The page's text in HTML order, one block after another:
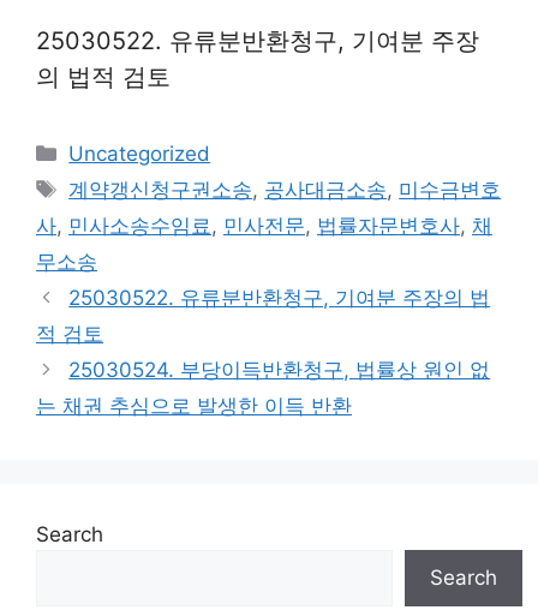
25030522. 유류분반환청구, 기여분 주장
의 법적 검토
Categories
Uncategorized
Tags
계약갱신청구권소송, 공사대금소송, 미수금변호
사, 민사소송수임료 , 민사전문, 법률자문변호사, 채
무소송
25030522. 유류분반환청구, 기여분 주장의 법
적 검토
25030524. 부당이득반환청구, 법률상 원인 없
는 채권 추심으로 발생한 이득 반환
Search
Search